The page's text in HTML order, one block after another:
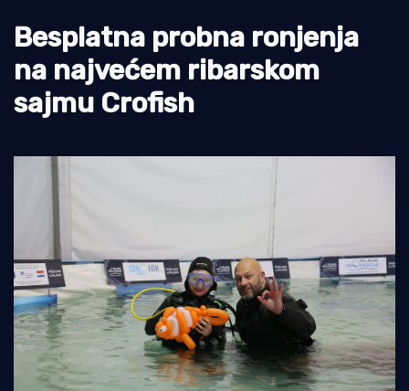
Ekologija
Tradicija i kultura
Besplatna probna ronjenja
na najvećem ribarskom
sajmu Crofish